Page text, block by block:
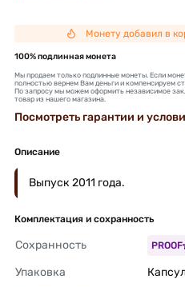
Монету добавил в
100% подлинная монета
Мы продаем только подлинные монеты. Если
полностью вернем Вам деньги и компенсируем
По запросу мы можем оформить независимое
товар из нашего магазина.
Посмотреть гарантии и
Описание
Выпуск 2011 года.
Комплектация и сохранность
Сохранность PROOF
Упаковка